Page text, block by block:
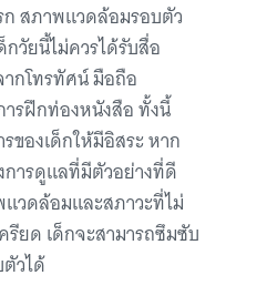
ก สภาพแวดล้อมรอบตัว
วัยนี้ไม่ควรได้รับสื่อ
ากโทรทัศน์ มือถือ
รฝึกท่องหนังสือ ทั้งนี้
ของเด็กให้มีอิสระ หาก
การดูแลที่มีตัวอย่างที่ดี
วดล้อมและสภาวะที่ไม่
ยด เด็กจะสามารถซึมซับ
วได้